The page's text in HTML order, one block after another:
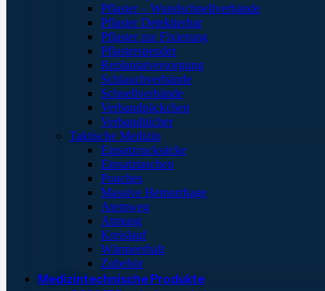
Pflaster – Wundschnellverbände
Pflaster Detektierbar
Pflaster zur Fixierung
Pflasterspender
Replantatversorgung
Schlauchverbände
Schnellverbände
Verbandpäckchen
Verbandtücher
Taktische Medizin
Einsatzrucksäcke
Einsatztaschen
Pouches
Massive Hemorrhage
Atemweg
Atmung
Kreislauf
Wärmeerhalt
Zubehör
Medizintechnische Produkte